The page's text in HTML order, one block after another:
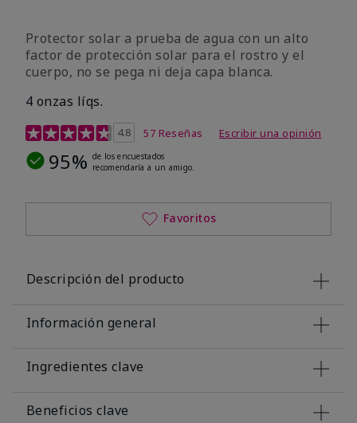
Protector solar a prueba de agua con un alto
factor de protección solar para el rostro y el
cuerpo, no se pega ni deja capa blanca.
4 onzas líqs.
Calificación de clientes de 4,2 de 5
4.8 57 Reseñas Escribir una opinión
95% de los encuestados
recomendaría a un amigo.
Favoritos
Descripción del producto
Información general
Ingredientes clave
Beneficios clave